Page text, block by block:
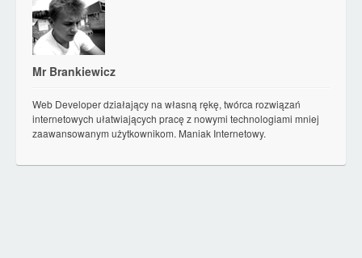
Mr Brankiewicz
Web Developer działający na własną rękę, twórca rozwiązań
internetowych ułatwiających pracę z nowymi technologiami mniej
zaawansowanym użytkownikom. Maniak Internetowy.